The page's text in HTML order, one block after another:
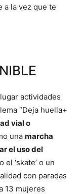
a la vez que te
actividades
“Deja huella+
vial o
una marcha
el uso del
el ‘skate’ o un
con paradas
13 mujeres